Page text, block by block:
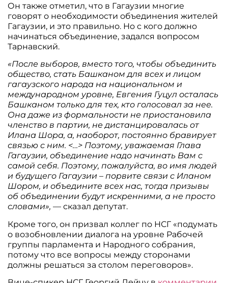
Он также отметил, что в Гагаузии многие
говорят о необходимости объединения жителей
Гагаузии, и это правильно. Но с кого должно
начинаться объединение, задался вопросом
Тарнавский.
«После выборов, вместо того, чтобы объединить
общество, стать Башканом для всех и лицом
гагаузского народа на национальном и
международном уровне, Евгения Гуцул осталась
Башканом только для тех, кто голосовал за нее.
Она даже из формальности не приостановила
членство в партии, не дистанцировалась от
Илана Шора, а, наоборот, постоянно бравирует
связью с ним. <…> Поэтому, уважаемая Глава
Гагаузии, объединение надо начинать Вам с
самой себя. Поэтому, пожалуйста, во имя людей
и будущего Гагаузии – порвите связи с Иланом
Шором, и объедините всех нас, тогда призывы
об объединении будут искренними, а не просто
словами», — сказал депутат.
Кроме того, он призвал коллег по НСГ «подумать
о возобновлении диалога на уровне Рабочей
группы парламента и Народного собрания,
потому что все вопросы между сторонами
должны решаться за столом переговоров».